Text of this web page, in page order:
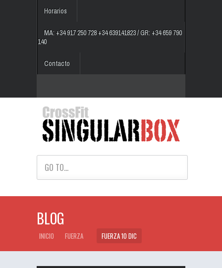
Horarios
MA: +34 917 250 728 +34 639141823 / GR: +34 659 790
140
Contacto
GO TO...
BLOG
INICIO FUERZA FUERZA 10 DIC